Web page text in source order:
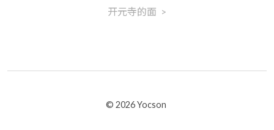
开元寺的面
© 2026 Yocson